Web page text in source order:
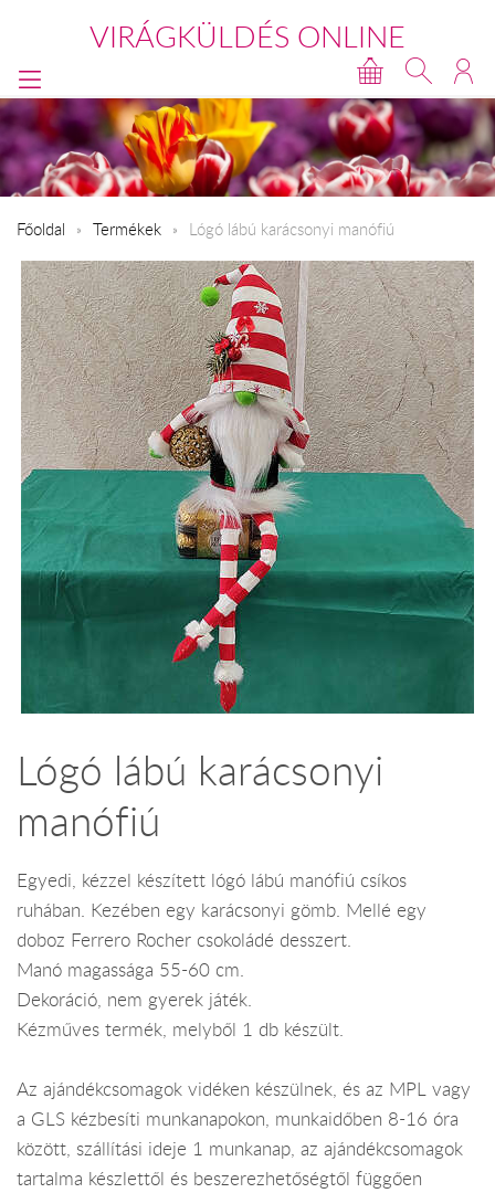
VIRÁGKÜLDÉS ONLINE
Főoldal Termékek Lógó lábú karácsonyi manófiú
Lógó lábú karácsonyi
manófiú
Egyedi, kézzel készített lógó lábú manófiú csíkos
ruhában. Kezében egy karácsonyi gömb. Mellé egy
doboz Ferrero Rocher csokoládé desszert.
Manó magassága 55-60 cm.
Dekoráció, nem gyerek játék.
Kézműves termék, melyből 1 db készült.
Az ajándékcsomagok vidéken készülnek, és az MPL vagy
a GLS kézbesíti munkanapokon, munkaidőben 8-16 óra
között, szállítási ideje 1 munkanap, az ajándékcsomagok
tartalma készlettől és beszerezhetőségtől függően